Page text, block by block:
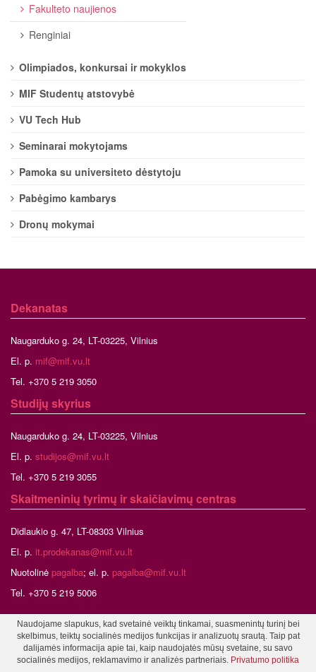
Fakulteto naujienos
Renginiai
Olimpiados, konkursai ir mokyklos
MIF Studentų atstovybė
VU Tech Hub
Seminarai mokytojams
Pamoka su universiteto dėstytoju
Pabėgimo kambarys
Dronų mokymai
Dekanatas
Naugarduko g. 24, LT-03225, Vilnius
El. p. mif@mif.vu.lt
Tel. +370 5 219 3050
Studijų skyrius
Naugarduko g. 24, LT-03225, Vilnius
El. p. studijos@mif.vu.lt
Tel. +370 5 219 3055
Skaitmeninių tyrimų ir skaičiavimų centras
Didlaukio g. 47, LT-08303 Vilnius
El. p. it.prodekanas@mif.vu.lt
Nuotolinė pagalba; el. p. pagalba@mif.vu.lt
Tel. +370 5 219 5006
©2026 Vilniaus universitetas, Matematikos ir informatikos fakultetas
Tinklalapio administratorius
Naudojame slapukus, kad svetainė veiktų tinkamai, suasmenintų turinį bei
skelbimus, teiktų socialinės medijos funkcijas ir analizuotų srautą. Taip pat
dalijamės informacija apie tai, kaip naudojatės mūsų svetaine, su savo
socialinės medijos, reklamavimo ir analizės partneriais. Privatumo politika